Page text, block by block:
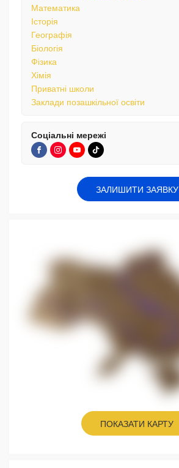
Математика
Історія
Географія
Біологія
Фізика
Хімія
Приватні школи
Заклади позашкільної освіти
Соціальні мережі
ЗАЛИШИТИ ЗАЯВКУ
ПОКАЗАТИ КАРТУ